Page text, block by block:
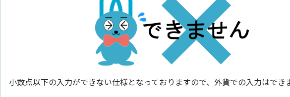
小数点以下の入力ができない仕様となっておりますので、外貨での入力はでき